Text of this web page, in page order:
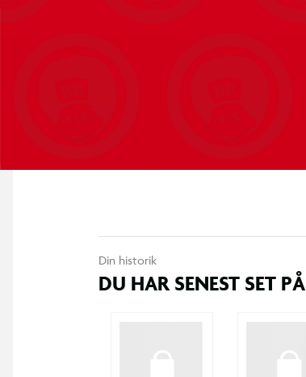
Din historik
DU HAR SENEST SET PÅ